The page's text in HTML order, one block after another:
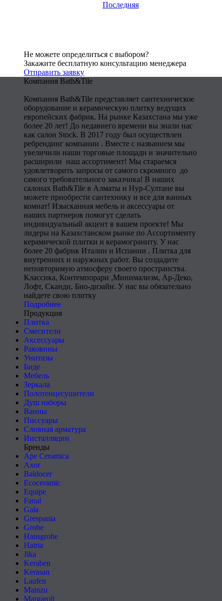
Последняя
Не можете определиться с выбором?
Закажите бесплатную консультацию менеджера
Отправить заявку
Компания Bath&Tile
Компания Bath&Tile представляет сантехническое
оборудование и керамическую плитку ведущих
европейских фабрик. На рынке Казахстана мы уже
более 20 лет! До недавнего времени вы знали нас
как салон Stock. В 2017 году был осуществлен
ребрендинг компании . Вместе с названием мы
увеличили наши торговые площади и значительно
расширили наш ассортимент! Мы стараемся
удовлетворить запросы от самого скромного до
самого требовательного заказчика! В наших
салонах Bath&Tile в Алматы и Нур-Султане вы
можете приобрести сантехнику и все для ванных
комнат! Изысканная мебель и аксессуары от
наших партнеров помогут сделать
индивидуальный акцент в вашем проекте! Мы
лидеры на Казахстанском рынке по Ассортименту
керамической плитки и керамограниту. У нас
более 20 фабрик Италии и Испании . Плитка для
внутренних и наружных работ. Вы создадите
неповторимую атмосферу своего пространства.
Классика, Контемпорари ,Минимализм, Ар-Деко,
Лофт, Сканди, Био-дизайн. У нас вы обязательно
найдете свою плитку
Подробнее
Продукция
Плитка
Смесители
Аксессуары
Раковины
Унитазы
Биде
Мебель
Зеркала
Полотенцесушители
Душ наборы
Ванны
Писсуары
Сливная арматура
Инсталляции
Бренды
Ape Ceramica
Axor
Baldocer
Ecoceramic
Equipe
Fanal
Gala
Grespania
Grohe
Hansgrohe
Hatria
Jika
Keraben
Kerasan
Laufen
Mainzu
Margaroli